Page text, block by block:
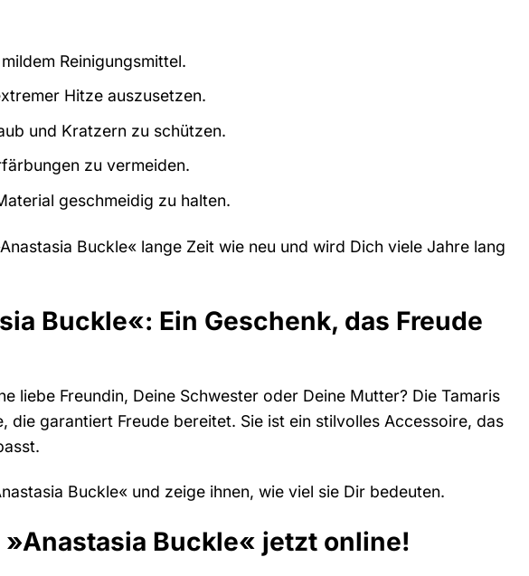
Reinigungsmittel.
Hitze auszusetzen.
und Kratzern zu schützen.
zu vermeiden.
geschmeidig zu halten.
Buckle« lange Zeit wie neu und wird Dich viele Jahre lang
Buckle«: Ein Geschenk, das Freude
liebe Freundin, Deine Schwester oder Deine Mutter? Die Tamaris
die garantiert Freude bereitet. Sie ist ein stilvolles Accessoire, das
Buckle« und zeige ihnen, wie viel sie Dir bedeuten.
Buckle« jetzt online!